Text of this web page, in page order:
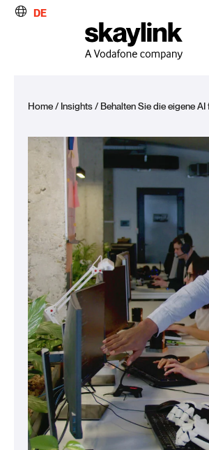
DE
Home/ Insights/ Behalten Sie die eigene